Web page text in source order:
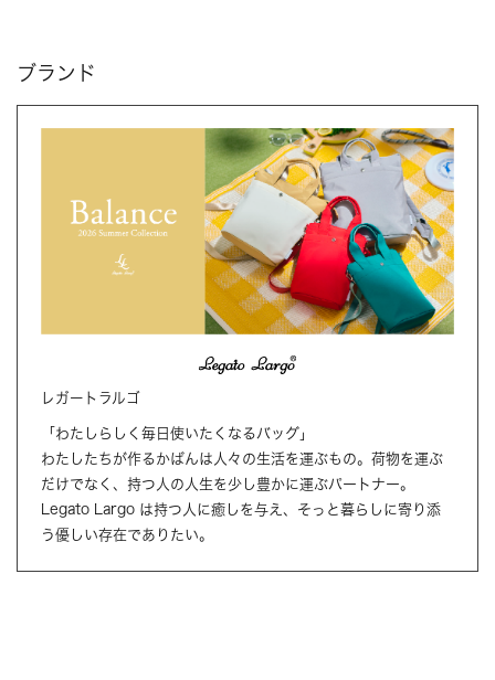
ブランド
レガートラルゴ
「わたしらしく毎日使いたくなるバッグ」
わたしたちが作るかばんは人々の生活を運ぶもの。荷物を運ぶ
だけでなく、持つ人の人生を少し豊かに運ぶパートナー。
Legato Largo は持つ人に癒しを与え、そっと暮らしに寄り添
う優しい存在でありたい。